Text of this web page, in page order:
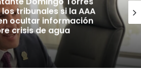
confirma que
escala salarial sería
al 1 de julio